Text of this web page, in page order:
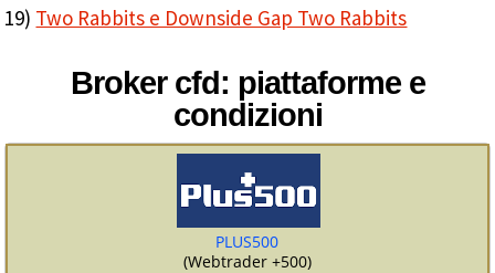
19) Two Rabbits e Downside Gap Two Rabbits
Broker cfd: piattaforme e
condizioni
PLUS500
(Webtrader +500)